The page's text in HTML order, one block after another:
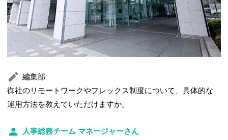
編集部
御社のリモートワークやフレックス制度について、具体的な
運用方法を教えていただけますか。
人事総務チーム マネージャーさん